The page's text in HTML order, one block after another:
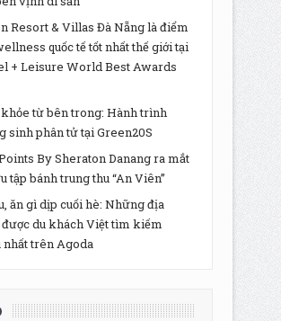
Resort & Villas Đà Nẵng là điểm
quốc tế tốt nhất thế giới tại
+ Leisure World Best Awards
khỏe từ bên trong: Hành trình
sinh phân tử tại Green20S
By Sheraton Danang ra mắt
tập bánh trung thu “An Viên”
ăn gì dịp cuối hè: Những địa
du khách Việt tìm kiếm
nhất trên Agoda